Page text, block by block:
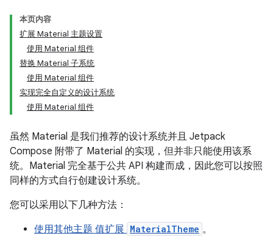
本页内容
扩展 Material 主题设置
使用 Material 组件
替换 Material 子系统
使用 Material 组件
实现完全自定义的设计系统
使用 Material 组件
虽然 Material 是我们推荐的设计系统并且 Jetpack
Compose 附带了 Material 的实现，但并非只能使用该系
统。Material 完全基于公共 API 构建而成，因此您可以按照
同样的方式自行创建设计系统。
您可以采用以下几种方法：
使用其他主题 值扩展 MaterialTheme 。